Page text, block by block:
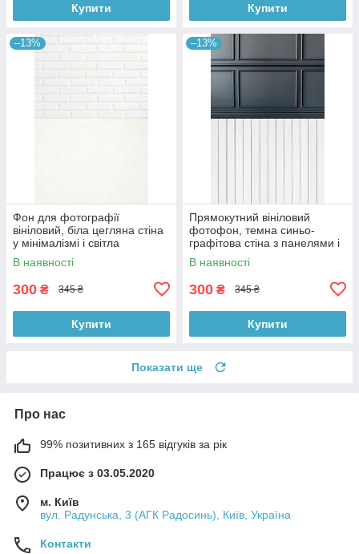
Купити Купити
–13%
Фон для фотографії
вініловий, біла цегляна стіна
у мінімалізмі і світла
однотонна підлога 60×90 см,
№57140
В наявності
300 ₴ 345 ₴
Купити
–13%
Прямокутний вініловий
фотофон, темна синьо-
графітова стіна з панелями і
біла дерев’яна підлога 60×90
см, №57133
В наявності
300 ₴ 345 ₴
Купити
Показати ще
Про нас
99% позитивних з 165 відгуків за рік
Працює з 03.05.2020
м. Київ
вул. Радунська, 3 (АГК Радосинь), Київ, Україна
Контакти